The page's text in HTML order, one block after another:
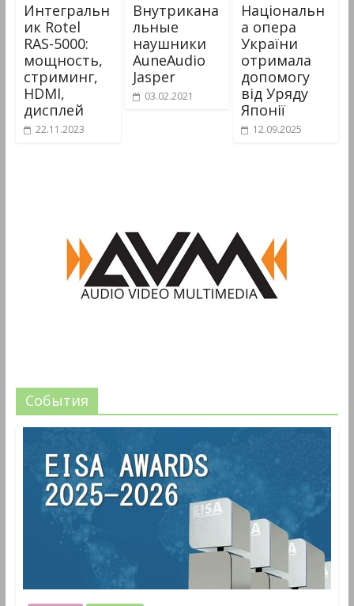
Интегральн
ик Rotel
RAS-5000:
мощность,
стриминг,
HDMI,
дисплей
22.11.2023
Внутрикана
льные
наушники
AuneAudio
Jasper
03.02.2021
Національн
а опера
України
отримала
допомогу
від Уряду
Японії
12.09.2025
События